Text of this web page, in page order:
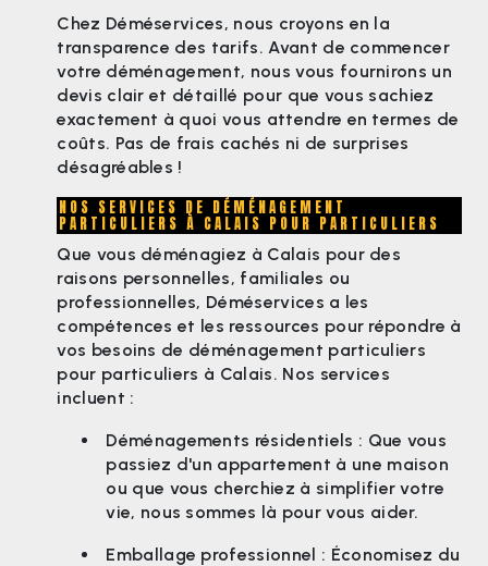
Chez Déméservices, nous croyons en la
transparence des tarifs. Avant de commencer
votre déménagement, nous vous fournirons un
devis clair et détaillé pour que vous sachiez
exactement à quoi vous attendre en termes de
coûts. Pas de frais cachés ni de surprises
désagréables !
NOS SERVICES DE DÉMÉNAGEMENT
PARTICULIERS À CALAIS POUR PARTICULIERS
Que vous déménagiez à Calais pour des
raisons personnelles, familiales ou
professionnelles, Déméservices a les
compétences et les ressources pour répondre à
vos besoins de déménagement particuliers
pour particuliers à Calais. Nos services
incluent :
Déménagements résidentiels : Que vous
passiez d'un appartement à une maison
ou que vous cherchiez à simplifier votre
vie, nous sommes là pour vous aider.
Emballage professionnel : Économisez du